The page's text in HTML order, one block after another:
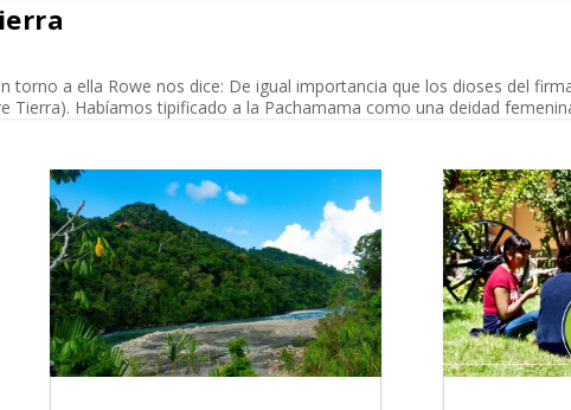
torno a ella Rowe nos dice: De igual importancia que los dioses del
Tierra). Habíamos tipificado a la Pachamama como una deidad